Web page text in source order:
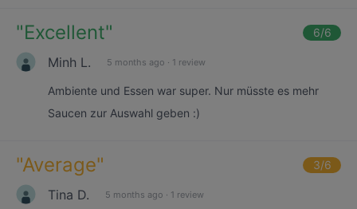
"Excellent" 6/6
Minh L. 5 months ago · 1 review
Ambiente und Essen war super. Nur müsste es mehr
Saucen zur Auswahl geben :)
"Average" 3/6
Tina D. 5 months ago · 1 review